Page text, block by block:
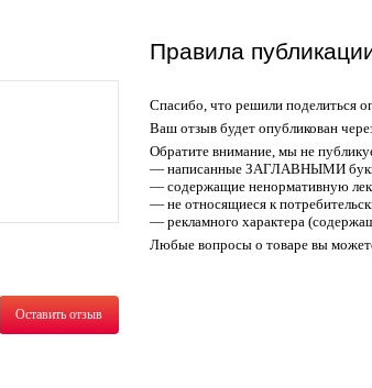
Оставить отзыв
Правила
Спасибо, что решили поделиться
Ваш отзыв будет опубликован
Обратите внимание, мы не
— написанные ЗАГЛАВНЫМИ
— содержащие ненормативную
— не относящиеся к
— рекламного характера
Любые вопросы о товаре вы